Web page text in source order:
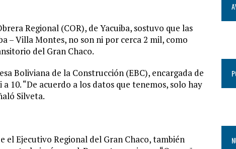
Regional (COR), de Yacuiba, sostuvo que las
– Villa Montes, no son ni por cerca 2 mil, como
del Gran Chaco.
Boliviana de la Construcción (EBC), encargada de
10. “De acuerdo a los datos que tenemos, solo hay
Silveta.
el Ejecutivo Regional del Gran Chaco, también